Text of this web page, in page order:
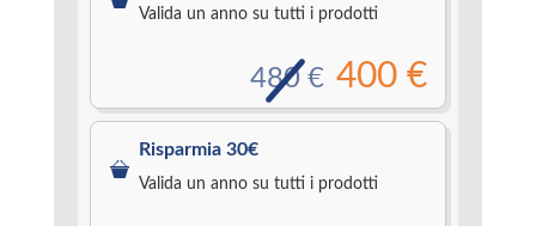
Valida un anno su tutti i prodotti
400 €
480 €
Risparmia 30€
Valida un anno su tutti i prodotti